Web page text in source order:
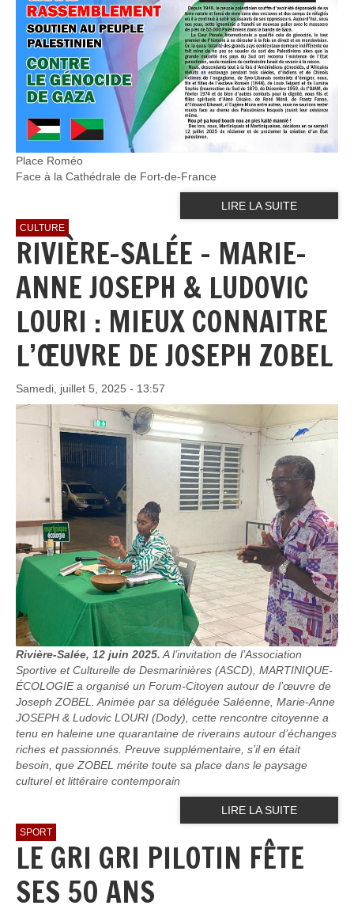
Place Roméo
Face à la Cathédrale de Fort-de-France
LIRE LA SUITE
CULTURE
RIVIÈRE-SALÉE – MARIE-
ANNE JOSEPH & LUDOVIC
LOURI : MIEUX CONNAITRE
L’ŒUVRE DE JOSEPH ZOBEL
Samedi, juillet 5, 2025 - 13:57
Rivière-Salée, 12 juin 2025. A l’invitation de l’Association
Sportive et Culturelle de Desmarinières (ASCD), MARTINIQUE-
ÉCOLOGIE a organisé un Forum-Citoyen autour de l’œuvre de
Joseph ZOBEL. Animée par sa déléguée Saléenne, Marie-Anne
JOSEPH & Ludovic LOURI (Dody), cette rencontre citoyenne a
tenu en haleine une quarantaine de riverains autour d’échanges
riches et passionnés. Preuve supplémentaire, s’il en était
besoin, que ZOBEL mérite toute sa place dans le paysage
culturel et littéraire contemporain
LIRE LA SUITE
SPORT
LE GRI GRI PILOTIN FÊTE
SES 50 ANS